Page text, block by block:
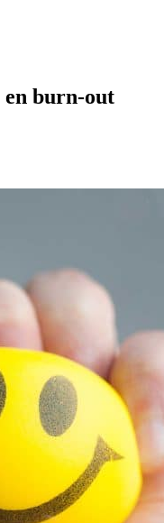
en burn-out